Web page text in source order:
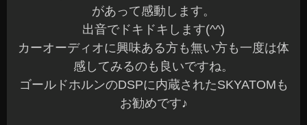
があって感動します。
出音でドキドキします(^^)
カーオーディオに興味ある方も無い方も一度は体
感してみるのも良いですね。
ゴールドホルンのDSPに内蔵されたSKYATOMも
お勧めです♪